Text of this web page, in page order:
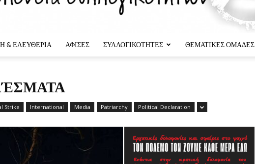
Πολιτική
& ΕΛΕΥΘΕΡΙΑ ΑΦΙΣΕΣ ΣΥΛΛΟΓΙΚΟΤΗΤΕΣ ΘΕΜΑΤΙΚΕΣ ΟΜΑΔΕΣ
Strike International Media Patriarchy Political Declaration